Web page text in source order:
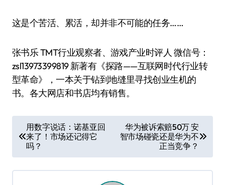
这是个苦活、累活，却并非不可能的任务……
张书乐 TMT行业观察者、游戏产业时评人 微信号：
zsl13973399819 新著有《探路——互联网时代行业转
型革命》，一本关于钻到地缝里寻找创业生机的
书。各大网店和书店均有销售。
章
导
航
用数字说话：诺基亚回
来了！市场还记得它
吗？
华为被诉索赔50万 安
智市场碰瓷还是华为不
正当竞争？